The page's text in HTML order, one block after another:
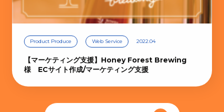
Product Produce Web Service 2022.04
【マーケティング支援】Honey Forest Brewing
様 ECサイト作成/マーケティング支援